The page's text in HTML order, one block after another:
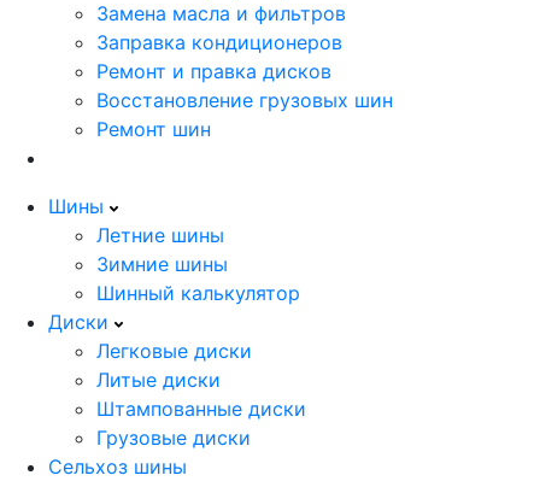
Замена масла и фильтров
Заправка кондиционеров
Ремонт и правка дисков
Восстановление грузовых шин
Ремонт шин
Шины
Летние шины
Зимние шины
Шинный калькулятор
Диски
Легковые диски
Литые диски
Штампованные диски
Грузовые диски
Сельхоз шины